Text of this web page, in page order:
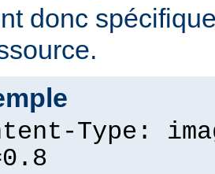
donc
Type: